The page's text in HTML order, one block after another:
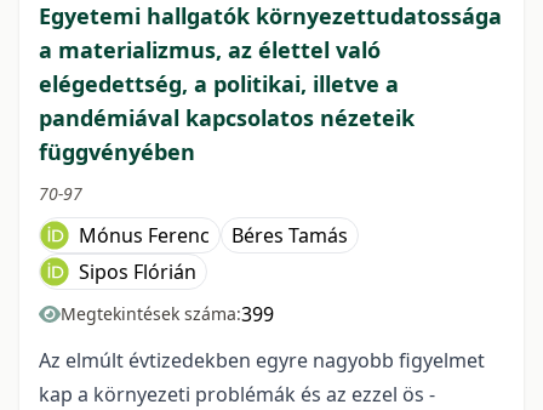
Egyetemi hallgatók környezettudatossága
a materializmus, az élettel való
elégedettség, a politikai, illetve a
pandémiával kapcsolatos nézeteik
függvényében
70-97
Mónus Ferenc
Béres Tamás
Sipos Flórián
Megtekintések száma:399
Az elmúlt évtizedekben egyre nagyobb figyelmet
kap a környezeti problémák és az ezzel ös -